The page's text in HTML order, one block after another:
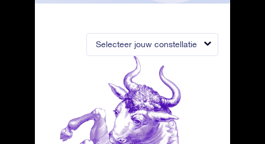
Selecteer jouw constellatie